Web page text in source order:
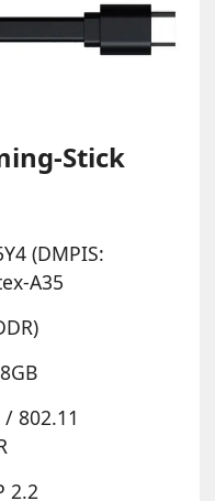
Stick
(DMPIS:
A35
802.11
2.2